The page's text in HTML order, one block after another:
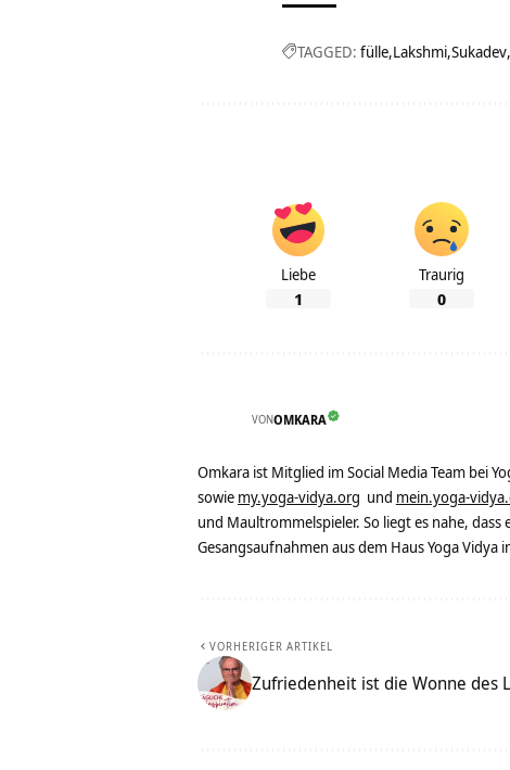
TAGGED: fülle Lakshmi Sukadev
Liebe
1
Traurig
0
VONOMKARA
Omkara ist Mitglied im Social Media Team bei
sowie my.yoga-vidya.org und mein.yoga-
und Maultrommelspieler. So liegt es nahe,
Gesangsaufnahmen aus dem Haus Yoga Vidya
VORHERIGER ARTIKEL
Zufriedenheit ist die Wonne des